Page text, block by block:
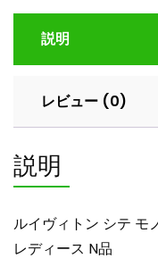
モ
グ
M46321
ョ
ル
ー
バ
説明
レビュー (0)
説明
ルイヴィトン シテ モ
レディース N品